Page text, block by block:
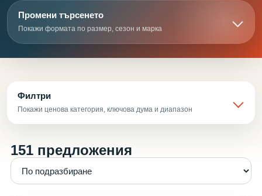
Промени търсенето
Покажи формата по размер, сезон и марка
Филтри
Покажи ценова категория, ключова дума и диапазон
151 предложения